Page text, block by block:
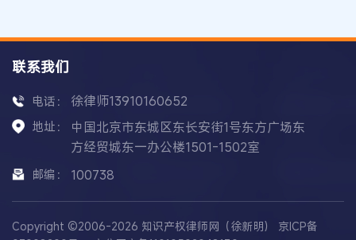
联系我们
电话： 徐律师13910160652
地址：
中国北京市东城区东长安街1号东方广场东
方经贸城东一办公楼1501-1502室
邮编： 100738
Copyright ©2006-2026 知识产权律师网（徐新明） 京ICP备